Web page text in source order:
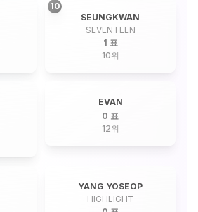
10
SEUNGKWAN
SEVENTEEN
1 표
10위
EVAN
0 표
12위
YANG YOSEOP
HIGHLIGHT